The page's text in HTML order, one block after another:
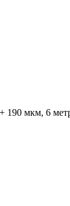
190 мкм, 6